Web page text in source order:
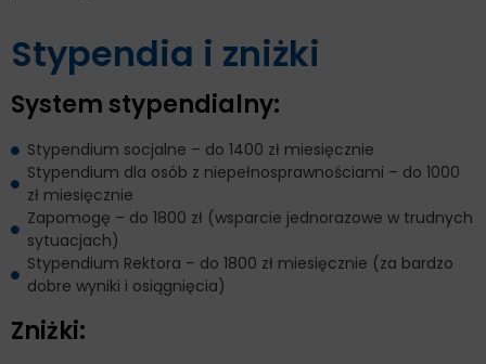
Stypendia i zniżki
System stypendialny:
Stypendium socjalne – do 1400 zł miesięcznie
Stypendium dla osób z niepełnosprawnościami – do 1000
zł miesięcznie
Zapomogę – do 1800 zł (wsparcie jednorazowe w trudnych
sytuacjach)
Stypendium Rektora – do 1800 zł miesięcznie (za bardzo
dobre wyniki i osiągnięcia)
Zniżki: